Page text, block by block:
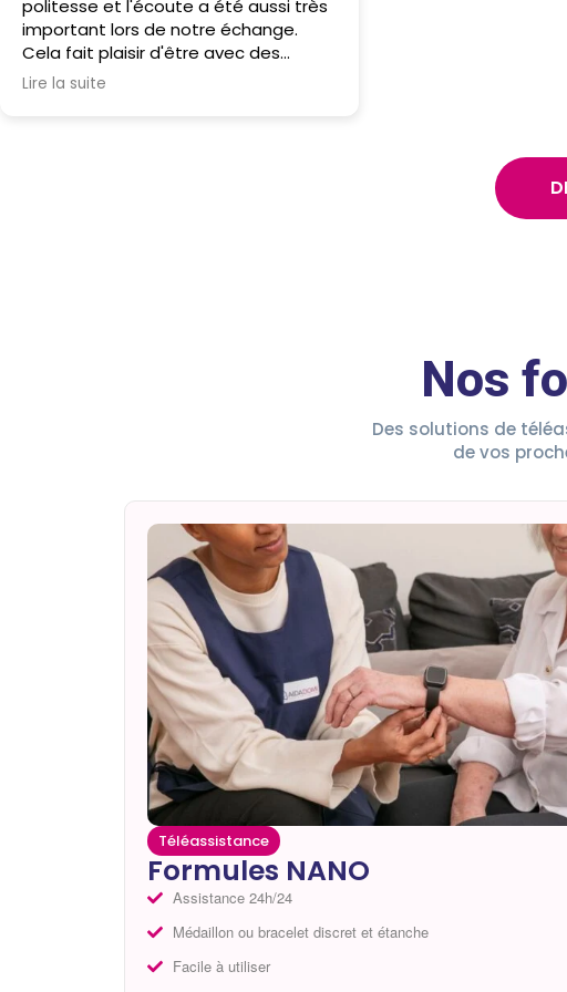
politesse et l'écoute a été aussi très
important lors de notre échange.
Cela fait plaisir d'être avec des
personnes qui savent prendre du
Lire la suite
Nos
Des solutions de
de vos
Téléassistance
Formules NANO
Assistance 24h/24
Médaillon ou bracelet discret et étanche
Facile à utiliser